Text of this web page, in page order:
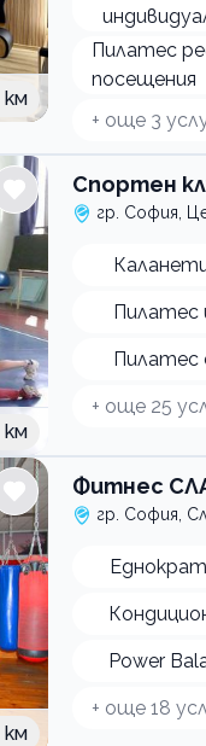
км
Пилатес
посещения
+ още 3
км
Спортен
гр. София,
Пилатес
Пилатес
+ още 25
км
Фитнес
гр. София,
Power
+ още 18